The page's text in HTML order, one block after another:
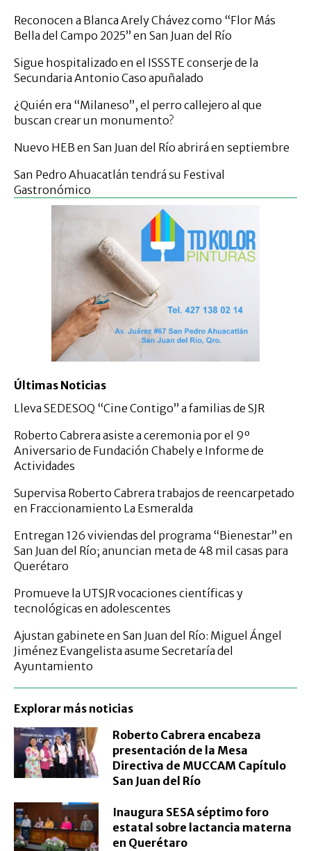
Reconocen a Blanca Arely Chávez como “Flor Más
Bella del Campo 2025” en San Juan del Río
Sigue hospitalizado en el ISSSTE conserje de la
Secundaria Antonio Caso apuñalado
¿Quién era “Milaneso”, el perro callejero al que
buscan crear un monumento?
Nuevo HEB en San Juan del Río abrirá en septiembre
San Pedro Ahuacatlán tendrá su Festival
Gastronómico
Últimas Noticias
Lleva SEDESOQ “Cine Contigo” a familias de SJR
Roberto Cabrera asiste a ceremonia por el 9º
Aniversario de Fundación Chabely e Informe de
Actividades
Supervisa Roberto Cabrera trabajos de reencarpetado
en Fraccionamiento La Esmeralda
Entregan 126 viviendas del programa “Bienestar” en
San Juan del Río; anuncian meta de 48 mil casas para
Querétaro
Promueve la UTSJR vocaciones científicas y
tecnológicas en adolescentes
Ajustan gabinete en San Juan del Río: Miguel Ángel
Jiménez Evangelista asume Secretaría del
Ayuntamiento
Explorar más noticias
Roberto Cabrera encabeza
presentación de la Mesa
Directiva de MUCCAM Capítulo
San Juan del Río
Inaugura SESA séptimo foro
estatal sobre lactancia materna
en Querétaro